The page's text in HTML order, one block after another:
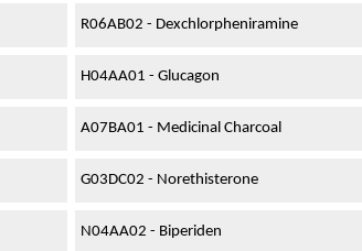
R06AB02 - Dexchlorpheniramine
H04AA01 - Glucagon
A07BA01 - Medicinal Charcoal
G03DC02 - Norethisterone
N04AA02 - Biperiden